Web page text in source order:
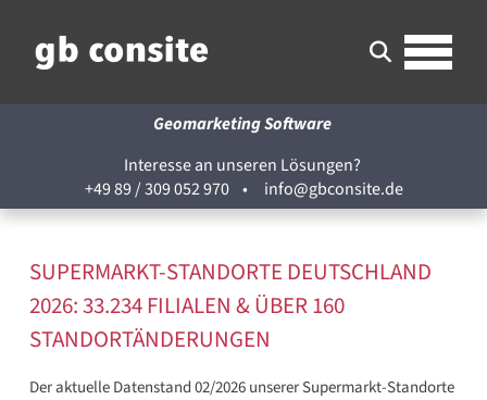
Geomarketing Software
Interesse an unseren Lösungen?
+49 89 / 309 052 970• info@gbconsite.de
SUPERMARKT-STANDORTE DEUTSCHLAND
2026: 33.234 FILIALEN & ÜBER 160
STANDORTÄNDERUNGEN
Der aktuelle Datenstand 02/2026 unserer Supermarkt-Standorte